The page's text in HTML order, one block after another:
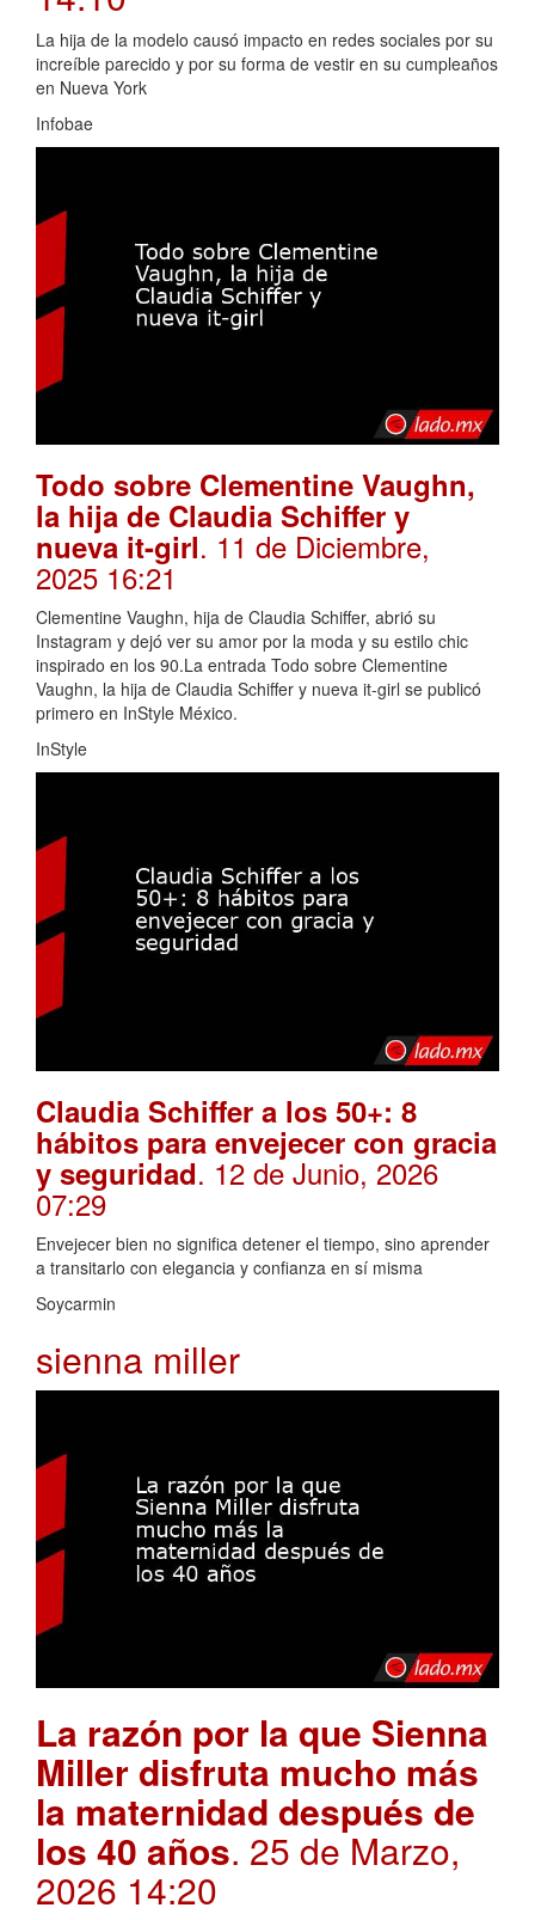
La hija de la modelo causó impacto en redes sociales por su
increíble parecido y por su forma de vestir en su cumpleaños
en Nueva York
Infobae
Todo sobre Clementine Vaughn,
la hija de Claudia Schiffer y
nueva it-girl. 11 de Diciembre,
2025 16:21
Clementine Vaughn, hija de Claudia Schiffer, abrió su
Instagram y dejó ver su amor por la moda y su estilo chic
inspirado en los 90.La entrada Todo sobre Clementine
Vaughn, la hija de Claudia Schiffer y nueva it-girl se publicó
primero en InStyle México.
InStyle
Claudia Schiffer a los 50+: 8
hábitos para envejecer con gracia
y seguridad. 12 de Junio, 2026
07:29
Envejecer bien no significa detener el tiempo, sino aprender
a transitarlo con elegancia y confianza en sí misma
Soycarmin
sienna miller
La razón por la que Sienna
Miller disfruta mucho más
la maternidad después de
los 40 años. 25 de Marzo,
2026 14:20